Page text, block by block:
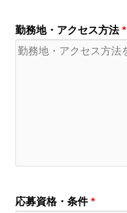
勤務地・アクセス方法 *
応募資格・条件 *